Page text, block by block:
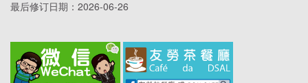
最后修订日期： 2026-06-26